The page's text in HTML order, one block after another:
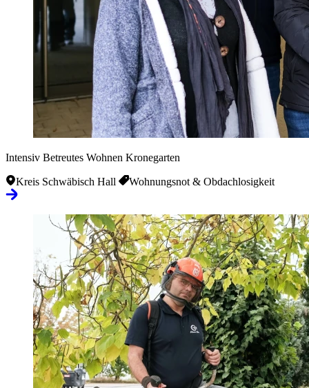
Intensiv Betreutes Wohnen Kronegarten
Kreis Schwäbisch Hall Wohnungsnot & Obdachlosigkeit